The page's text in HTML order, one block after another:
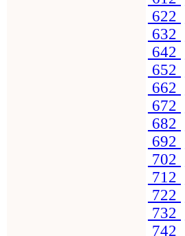
622
632
642
652
662
672
682
692
702
712
722
732
742